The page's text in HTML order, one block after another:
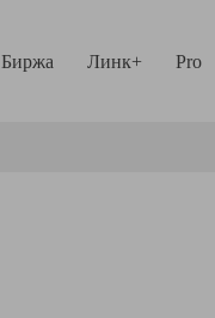
Биржа Линк+ Pro